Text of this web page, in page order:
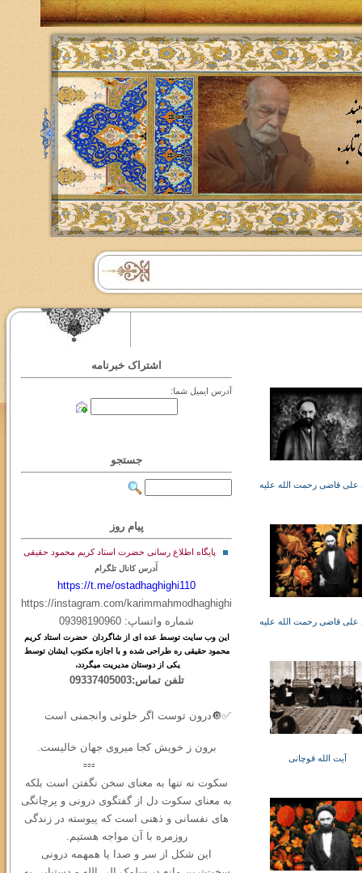
علی قاضی رحمت الله علیه
علی قاضی رحمت الله علیه
آیت الله قوچانی
اشتراک خبرنامه
آدرس ایمیل شما:
جستجو
پیام روز
پایگاه اطلاع رسانی حضرت استاد کریم محمود حقیقی
آدرس کانال تلگرام
https://t.me/ostadhaghighi110
https://instagram.com/karimmahmodhaghighi
شماره واتساپ: 09398190960
اینوب سایت توسطعده ای از شاگردان حضرت استاد کریم
محمود حقیقی ره طراحی شده و با اجازه مکتوب ایشان توسط
یکی از دوستان مدیریت میگردد،
تلفن تماس:09337405003
✅🔘درون توست اگر خلوتی وانجمنی است
برون ز خویش کجا میروی جهان خالیست.
▫️▫️▫️
سکوت نه ‌تنها به معنای سخن نگفتن است بلکه
به معنای سکوت دل از گفتگوی درونی و ‌پرچانگی
های نفسانی و ذهنی است که پیوسته در زندگی
روزمره با آن مواجه هستیم.
این شکل از سر و صدا یا همهمه‌ درونی